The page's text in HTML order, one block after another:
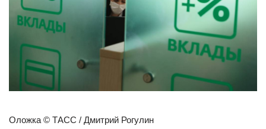
Оложка © ТАСС / Дмитрий Рогулин